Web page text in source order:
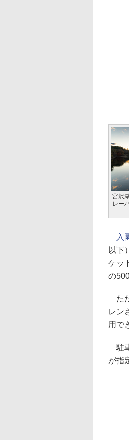
宮沢
レー
入
以下
ケッ
の
た
レン
用で
駐
が指